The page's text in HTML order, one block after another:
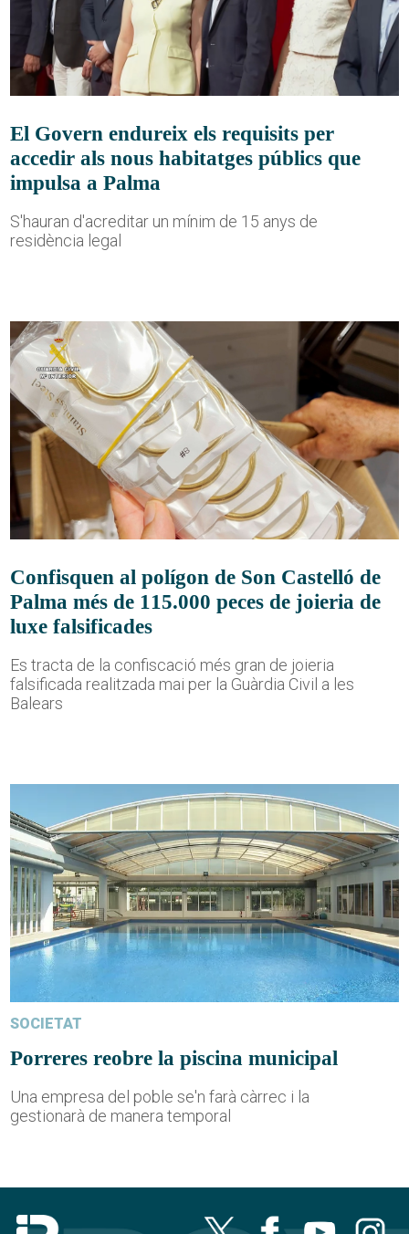
El Govern endureix els requisits per
accedir als nous habitatges públics que
impulsa a Palma
S'hauran d'acreditar un mínim de 15 anys de
residència legal
Confisquen al polígon de Son Castelló de
Palma més de 115.000 peces de joieria de
luxe falsificades
Es tracta de la confiscació més gran de joieria
falsificada realitzada mai per la Guàrdia Civil a les
Balears
SOCIETAT
Porreres reobre la piscina municipal
Una empresa del poble se'n farà càrrec i la
gestionarà de manera temporal